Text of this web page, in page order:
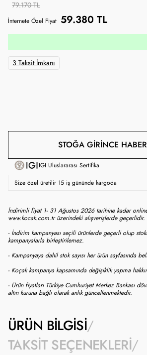
79.170 TL
İnternete Özel Fiyat 59.380 TL
3 Taksit İmkanı
STOĞA GIRINCE
IGI Uluslararası Sertifika
Size özel üretilir 15 iş gününde kargoda
İndirimli fiyat 1- 31 Ağustos 2026 tarihine kadar
www.kocak.com.tr üzerindeki alışverişlerde geçerlidir.
- İndirim kampanyası seçili ürünlerde geçerli olup
kampanyalarla birleştirilemez.
- Kampanyaya dahil stok sayısı her ürün sayfasında
- Koçak kampanya kapsamında değişiklik yapma
- Ürün fiyatları Türkiye Cumhuriyet Merkez Bankası
altın kuruna bağlı olarak anlık güncellenmektedir.
ÜRÜN BILGISI
TAKSIT SEÇENEKLERI